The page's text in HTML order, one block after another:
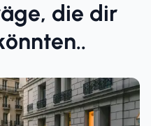
die dir